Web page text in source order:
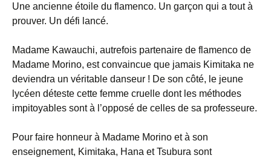
Une ancienne étoile du flamenco. Un garçon qui a tout à
prouver. Un défi lancé.
Madame Kawauchi, autrefois partenaire de flamenco de
Madame Morino, est convaincue que jamais Kimitaka ne
deviendra un véritable danseur ! De son côté, le jeune
lycéen déteste cette femme cruelle dont les méthodes
impitoyables sont à l’opposé de celles de sa professeure.
Pour faire honneur à Madame Morino et à son
enseignement, Kimitaka, Hana et Tsubura sont